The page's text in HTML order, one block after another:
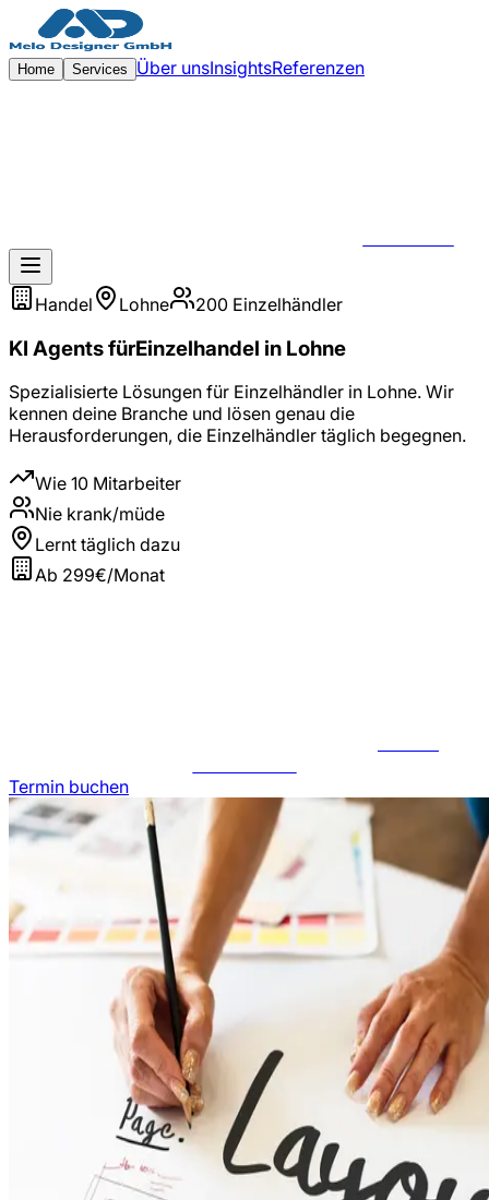
Zum Hauptinhalt springen
Home Services Über unsInsightsReferenzen
Handel Lohne 200 Einzelhändler
KI AgentsfürEinzelhandel in Lohne
Spezialisierte Lösungen für Einzelhändler in Lohne. Wir
kennen deine Branche und lösen genau die
Herausforderungen, die Einzelhändler täglich begegnen.
Wie 10 Mitarbeiter
Nie krank/müde
Lernt täglich dazu
Ab 299€/Monat
Termin buchen